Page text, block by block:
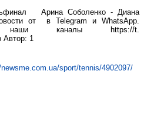
Арина Соболенко - Диана
от в Telegram и WhatsApp.
наши каналы https://t.
Автор: 1
sport/tennis/4902097/